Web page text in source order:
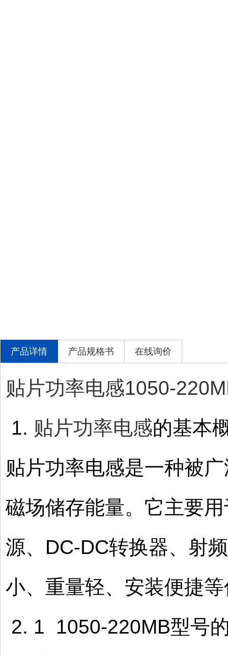
产品详情 产品规格书 在线询价
贴片功率电感1050-
1. 贴片功率电感的基本
贴片功率电感是一种被
磁场储存能量。它主要
源、DC-DC转换器、射
小、重量轻、安装便捷
2. 1 1050-220MB型号